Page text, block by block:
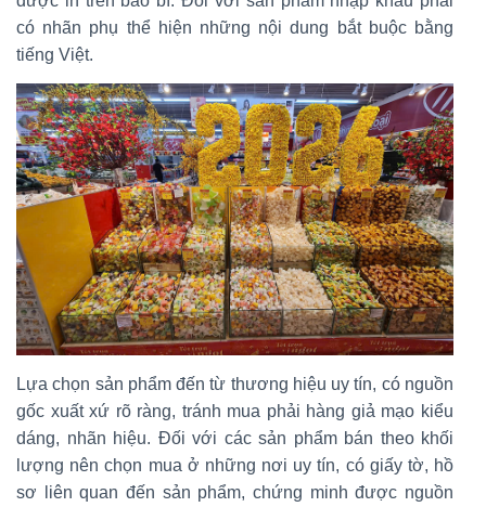
có nhãn phụ thể hiện những nội dung bắt buộc bằng
tiếng Việt.
Lựa chọn sản phẩm đến từ thương hiệu uy tín, có nguồn
gốc xuất xứ rõ ràng, tránh mua phải hàng giả mạo kiểu
dáng, nhãn hiệu. Đối với các sản phẩm bán theo khối
lượng nên chọn mua ở những nơi uy tín, có giấy tờ, hồ
sơ liên quan đến sản phẩm, chứng minh được nguồn